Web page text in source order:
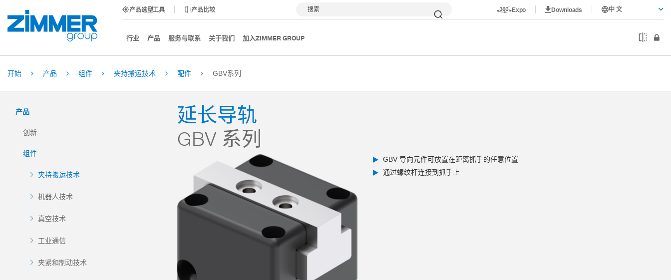
产品选型工具 产品比较 搜索 Expo Downloads 中 文
行业 产品 服务与联系 关于我们 加入ZIMMER GROUP
开始 产品 组件 夹持搬运技术 配件 GBV系列
产品
创新
组件
夹持搬运技术
机器人技术
真空技术
工业通信
夹紧和制动技术
延长导轨
GBV 系列
GBV 导向元件可放置在距离抓手的任意位置
通过螺纹杆连接到抓手上